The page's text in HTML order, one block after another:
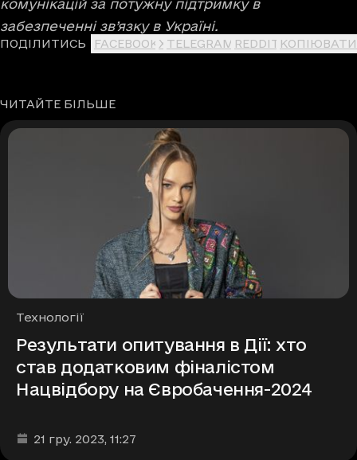
комунікацій за потужну підтримку в
забезпеченні зв’язку в Україні.
ПОДІЛИТИСЬ FACEBOOK X TELEGRAM REDDIT КОПІЮВАТИ
ЧИТАЙТЕ БІЛЬШЕ
Рубрики
Технології
Результати опитування в Дії: хто
став додатковим фіналістом
Нацвідбору на Євробачення-2024
Дата та час публікації
21 гру. 2023, 11:27